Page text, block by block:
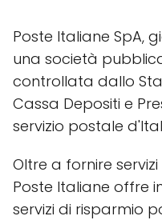
Poste Italiane SpA,
una società
controllata dallo
Cassa Depositi e
servizio postale
Oltre a fornire
Poste Italiane offre
servizi di risparmio